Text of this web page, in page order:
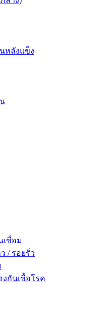
หลังแข็ง
ชื่อม
/ รอยรั่ว
งกันเชื้อโรค